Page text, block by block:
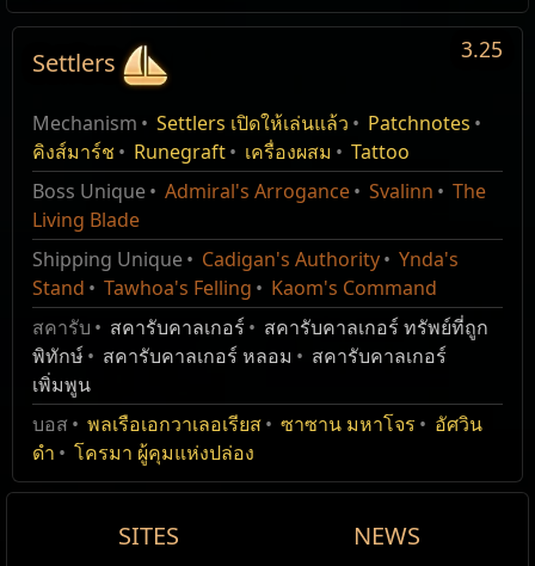
คิงส์มาร์ช
ท่าเรือร้าง
แอ่งดาวตก
ถิ่นกะลาสีเขลา
[DNT] Trailer Settlers Beach
ชื่อ Damage% พลังชีวิต%
ซาซาน มหาโจร
ปีศาจ
แก่นปะทุ
คลื่นทะเล
ดอกเนื้อมลทิน
พลเรือเอกวาเลอเรียส
Demon Harpy
Demon Herder
การสลายไอเทมคิงส์มาร์ช
MasterQuest
ของรางวัล: ทอง
พูด​คุย​กับ​ร็อก​เรื่อง​การ​สร้าง​ร้าน​สลาย​ไอเทม
การเพาะปลูกคิงส์มาร์ช
MasterQuest
ของรางวัล: ทอง
พูดคุย​กับ​ซอนย่า​เรื่อง​การ​ถาง​หน้า​ดิน​เพื่อ​ปลูก​พืชผล
การบุกแผนที่คิงส์มาร์ช
MasterQuest
ของรางวัล:ทอง
พูดคุย​กับ​ไอล่า​เรื่อง​การ​สร้าง​เครื่อง​เปิด​แผนที่​ใน​คิงส์มาร์ช
การขุดแร่คิงส์มาร์ช
Type ชื่อ
Settlers
แกเร็ธ ตัวแทนจำหน่ายสารสกัดงู
187
Settlers
ทูเจน นายท่า
191
Settlers
ร็อก นักสลายวัตถุ
Settlers
แดนนิก ช่างเหล็ก
135
Settlers
Settlers
ฟาวทัส นักการเงิน
302
Settlers
ซาซาน มหาโจร
57
ราล์ฟ นายหน้าแรงงาน
Mod Require ItemClasses
ล็อก
ด่านมี แหล่งแร่เพิ่มเติม2
แห่ง
สคารับ ที่ดรอปในด่าน มี
โอกาสเป็น สคารับคาล
เกอร์ เพิ่มขึ้น50%
5x
Chaos
แผนที่ · แผนที่
เลเวล
9
ชื่อ
1
PrimordialAltar
รอป สคารับ
Settlers of Kalguur
Mirage Patch Notes
Kingsmarch has opened a shipping trade route
to a new Karui port: Mota Aro.
Shipping ores and bars in Kingsmarch will now
return Currency items, while shipping crops will
return Equipment items.
Favoured Resources can now be rerolled at
Ports for 15,000 Gold.
Shipments from Kingsmarch to Karui and
Kalguuran ports will now grant specific Tattoos
or specific Runegrafts. For example, shipments
to Ngakanu will now only reward Tattoos that
Ports no longer have a bias towards a specific
3.25
Settlers
Mechanism Settlers เปิดให้เล่นแล้ว
Patchnotes
คิงส์มาร์ช
Runegraft เครื่องผสม
Tattoo
Boss Unique
Admiral's Arrogance Svalinn
The
Living Blade
Shipping Unique
Cadigan's Authority
Ynda's
Stand
Tawhoa's Felling
Kaom's Command
สคารับ
สคารับคาลเกอร์
สคารับคาลเกอร์ ทรัพย์ที่ถูก
พิทักษ์
สคารับคาลเกอร์ หลอม
สคารับคาลเกอร์
เพิ่มพูน
บอส
พลเรือเอกวาเลอเรียส ซาซาน มหาโจร
อัศวิน
ดำ
โครมา ผู้คุมแห่งปล่อง
SITES NEWS